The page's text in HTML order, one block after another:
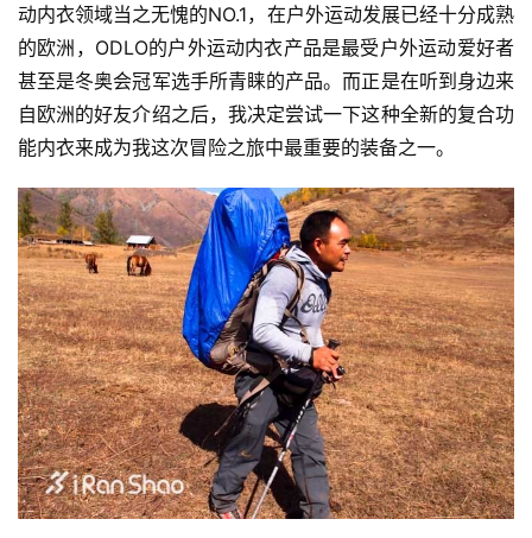
动内衣领域当之无愧的NO.1，在户外运动发展已经十分成熟
的欧洲，ODLO的户外运动内衣产品是最受户外运动爱好者
甚至是冬奥会冠军选手所青睐的产品。而正是在听到身边来
自欧洲的好友介绍之后，我决定尝试一下这种全新的复合功
能内衣来成为我这次冒险之旅中最重要的装备之一。